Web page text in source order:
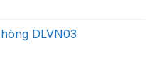
DLVN03